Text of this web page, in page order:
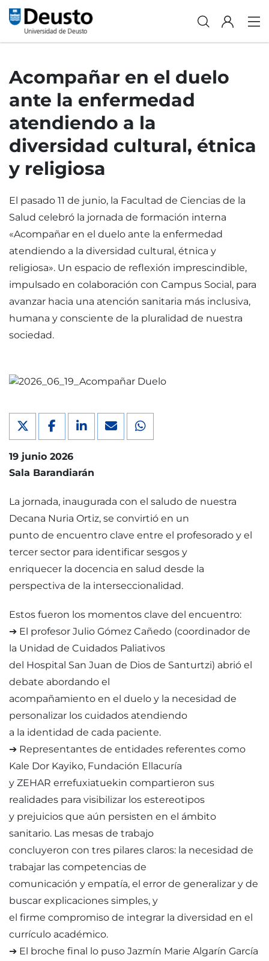
Acompañar en el duelo
ante la enfermedad
atendiendo a la
diversidad cultural, étnica
y religiosa
El pasado 11 de junio, la Facultad de Ciencias de la
Salud celebró la jornada de formación interna
«Acompañar en el duelo ante la enfermedad
atendiendo a la diversidad cultural, étnica y
religiosa». Un espacio de reflexión imprescindible,
impulsado en colaboración con Campus Social, para
avanzar hacia una atención sanitaria más inclusiva,
humana y consciente de la pluralidad de nuestra
sociedad.
19 junio 2026
Sala Barandiarán
La jornada, inaugurada con el saludo de nuestra
Decana Nuria Ortiz, se convirtió en un
punto de encuentro clave entre el profesorado y el
tercer sector para identificar sesgos y
enriquecer la docencia en salud desde la
perspectiva de la interseccionalidad.
Estos fueron los momentos clave del encuentro:
➔ El profesor Julio Gómez Cañedo (coordinador de
la Unidad de Cuidados Paliativos
del Hospital San Juan de Dios de Santurtzi) abrió el
debate abordando el
acompañamiento en el duelo y la necesidad de
personalizar los cuidados atendiendo
a la identidad de cada paciente.
➔ Representantes de entidades referentes como
Kale Dor Kayiko, Fundación Ellacuría
y ZEHAR errefuxiatuekin compartieron sus
realidades para visibilizar los estereotipos
y prejuicios que aún persisten en el ámbito
sanitario. Las mesas de trabajo
concluyeron con tres pilares claros: la necesidad de
trabajar las competencias de
comunicación y empatía, el error de generalizar y de
buscar explicaciones simples, y
el firme compromiso de integrar la diversidad en el
currículo académico.
➔ El broche final lo puso Jazmín Marie Algarín García